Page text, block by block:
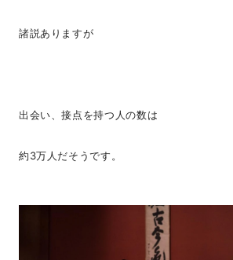
諸説ありますが
出会い、接点を持つ人の数は
約3万人だそうです。